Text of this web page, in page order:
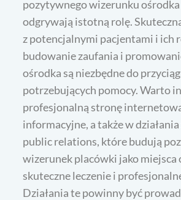
pozytywnego wizerunku
odgrywają istotną rolę.
z potencjalnymi pacjentami i ich
budowanie zaufania i
ośrodka są niezbędne do
potrzebujących pomocy. Warto
profesjonalną stronę
informacyjne, a także w
public relations, które budują
wizerunek placówki jako miejsca
skuteczne leczenie i
Działania te powinny być